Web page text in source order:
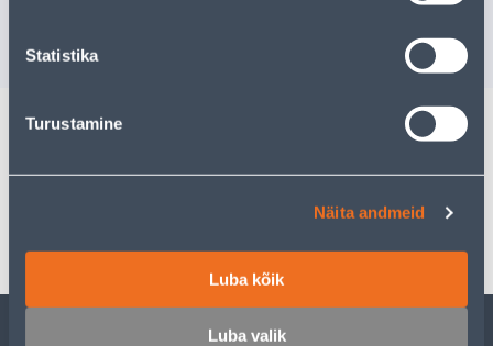
Statistika
Turustamine
Näita andmeid
Luba kõik
Luba valik
3.59 €
2.15 €
sisselogitud